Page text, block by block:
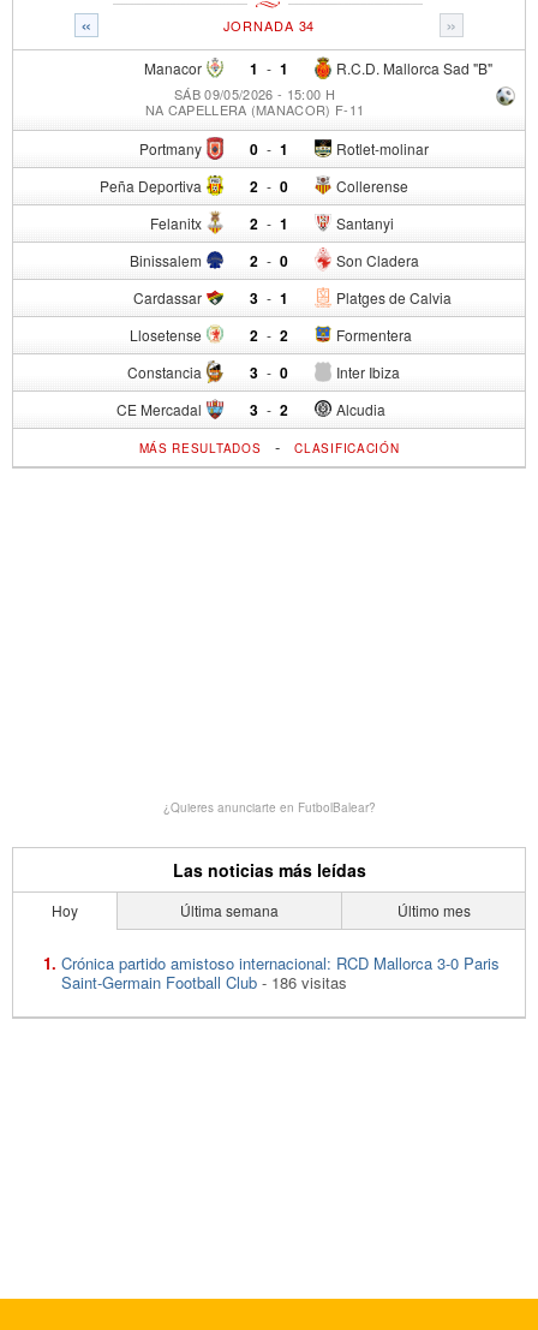
« »
JORNADA 34
Manacor 1 - R.C.D. Mallorca Sad "B"
1
SÁB 09/05/2026 - 15:00 H
NA CAPELLERA (MANACOR) F-11
Portmany 0 - Rotlet-molinar
1
Peña Deportiva 2 - Collerense
0
Felanitx 2 - Santanyi
1
Binissalem 2 - Son Cladera
0
Cardassar 3 - Platges de Calvia
1
Llosetense 2 - Formentera
2
Constancia 3 - Inter Ibiza
0
CE Mercadal 3 - Alcudia
2
MÁS RESULTADOS -CLASIFICACIÓN
¿Quieres anunciarte en FutbolBalear?
Las noticias más leídas
Hoy Última semana Último mes
Crónica partido amistoso internacional: RCD Mallorca 3-0 Paris
Saint-Germain Football Club - 186 visitas